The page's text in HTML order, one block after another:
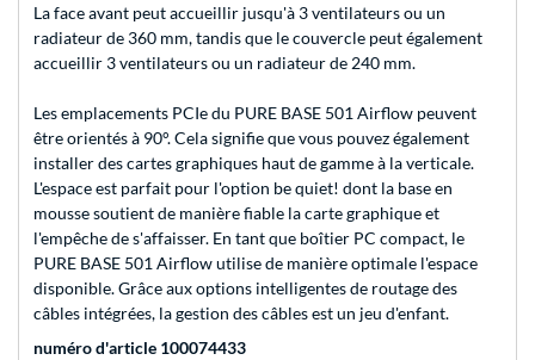
La face avant peut accueillir jusqu'à 3 ventilateurs ou un
radiateur de 360 mm, tandis que le couvercle peut également
accueillir 3 ventilateurs ou un radiateur de 240 mm.
Les emplacements PCIe du PURE BASE 501 Airflow peuvent
être orientés à 90°. Cela signifie que vous pouvez également
installer des cartes graphiques haut de gamme à la verticale.
L'espace est parfait pour l'option be quiet! dont la base en
mousse soutient de manière fiable la carte graphique et
l'empêche de s'affaisser. En tant que boîtier PC compact, le
PURE BASE 501 Airflow utilise de manière optimale l'espace
disponible. Grâce aux options intelligentes de routage des
câbles intégrées, la gestion des câbles est un jeu d'enfant.
numéro d'article 100074433